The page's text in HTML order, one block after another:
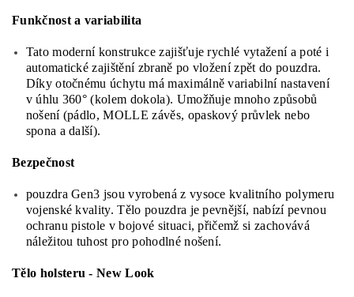
Funkčnost a variabilita
Tato moderní konstrukce zajišťuje rychlé vytažení a poté i
automatické zajištění zbraně po vložení zpět do pouzdra.
Díky otočnému úchytu má maximálně variabilní nastavení
v úhlu 360° (kolem dokola). Umožňuje mnoho způsobů
nošení (pádlo, MOLLE závěs, opaskový průvlek nebo
spona a další).
Bezpečnost
pouzdra Gen3 jsou vyrobená z vysoce kvalitního polymeru
vojenské kvality. Tělo pouzdra je pevnější, nabízí pevnou
ochranu pistole v bojové situaci, přičemž si zachovává
náležitou tuhost pro pohodlné nošení.
Tělo holsteru - New Look